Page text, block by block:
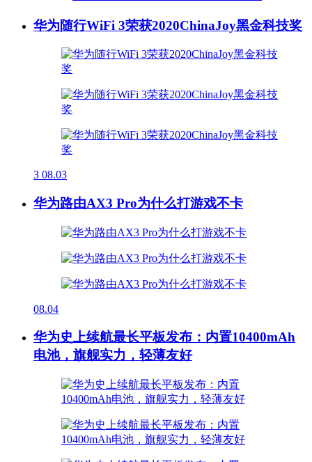
华为随行WiFi 3荣获2020ChinaJoy黑金科技奖
3 08.03
华为路由AX3 Pro为什么打游戏不卡
08.04
华为史上续航最长平板发布：内置10400mAh
电池，旗舰实力，轻薄友好